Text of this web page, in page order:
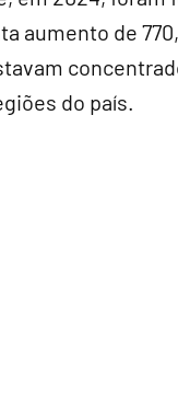
aumento de
do país.